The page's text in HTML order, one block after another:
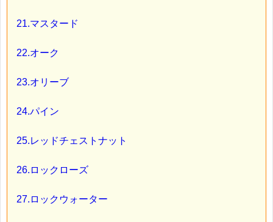
21.マスタード
22.オーク
23.オリーブ
24.パイン
25.レッドチェストナット
26.ロックローズ
27.ロックウォーター